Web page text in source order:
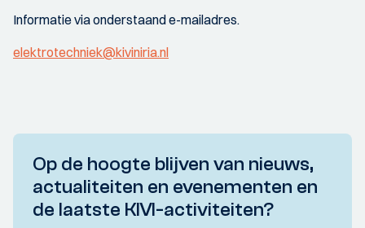
Informatie via onderstaand e-mailadres.
elektrotechniek@kiviniria.nl
Op de hoogte blijven van nieuws,
actualiteiten en evenementen en
de laatste KIVI-activiteiten?